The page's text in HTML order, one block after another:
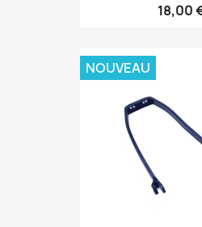
18,00
NOUVEAU